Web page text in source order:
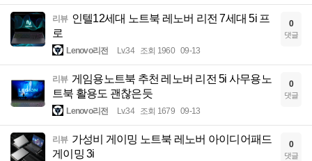
리뷰 인텔12세대 노트북 레노버 리전 7세대 5i 프
로
Lenovo리전 Lv.34 조회 1960 09-13
0
댓글
리뷰 게임용노트북 추천 레노버 리전 5i 사무용노
트북 활용도 괜찮은듯
Lenovo리전 Lv.34 조회 1679 09-13
0
댓글
리뷰 가성비 게이밍 노트북 레노버 아이디어패드
게이밍 3i
0
댓글